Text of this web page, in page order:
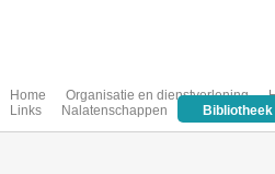
Home Organisatie en dienstverlening
Links
Nalatenschappen Bibliotheek